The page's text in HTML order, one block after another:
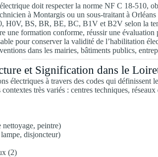
doit respecter la norme NF C 18-510,
à Montargis ou un sous-traitant à
H0V, BS, BR, BE, BC, B1V et B2V selon la
une formation conforme, réussir une évaluation
pour conserver la validité de l’habilitation
dans les mairies, bâtiments publics,
et Signification dans le
électriques à travers des codes qui définissent
très variés : centres techniques,
nettoyage, peintre)
disjoncteur)
(2)